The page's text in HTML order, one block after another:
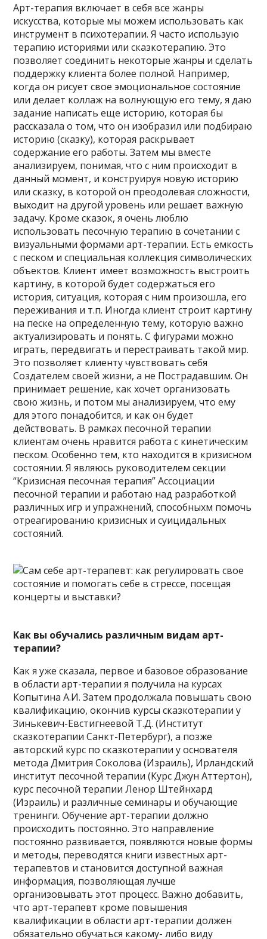
Арт-терапия включает в себя все жанры
искусства, которые мы можем использовать как
инструмент в психотерапии. Я часто использую
терапию историями или сказкотерапию. Это
позволяет соединить некоторые жанры и сделать
поддержку клиента более полной. Например,
когда он рисует свое эмоциональное состояние
или делает коллаж на волнующую его тему, я даю
задание написать еще историю, которая бы
рассказала о том, что он изобразил или подбираю
историю (сказку), которая раскрывает
содержание его работы. Затем мы вместе
анализируем, понимая, что с ним происходит в
данный момент, и конструируя новую историю
или сказку, в которой он преодолевая сложности,
выходит на другой уровень или решает важную
задачу. Кроме сказок, я очень люблю
использовать песочную терапию в сочетании с
визуальными формами арт-терапии. Есть емкость
с песком и специальная коллекция символических
объектов. Клиент имеет возможность выстроить
картину, в которой будет содержаться его
история, ситуация, которая с ним произошла, его
переживания и т.п. Иногда клиент строит картину
на песке на определенную тему, которую важно
актуализировать и понять. С фигурами можно
играть, передвигать и перестраивать такой мир.
Это позволяет клиенту чувствовать себя
Создателем своей жизни, а не Пострадавшим. Он
принимает решение, как хочет организовать
свою жизнь, и потом мы анализируем, что ему
для этого понадобится, и как он будет
действовать. В рамках песочной терапии
клиентам очень нравится работа с кинетическим
песком. Особенно тем, кто находится в кризисном
состоянии. Я являюсь руководителем секции
“Кризисная песочная терапия” Ассоциации
песочной терапии и работаю над разработкой
различных игр и упражнений, способныхм помочь
отреагированию кризисных и суицидальных
состояний.
Как вы обучались различным видам арт-
терапии?
Как я уже сказала, первое и базовое образование
в области арт-терапии я получила на курсах
Копытина А.И. Затем продолжала повышать свою
квалификацию, окончив курсы сказкотерапии у
Зинькевич-Евстигнеевой Т.Д. (Институт
сказкотерапии Санкт-Петербург), а позже
авторский курс по сказкотерапии у основателя
метода Дмитрия Соколова (Израиль), Ирландский
институт песочной терапии (Курс Джун Аттертон),
курс песочной терапии Ленор Штейнхард
(Израиль) и различные семинары и обучающие
тренинги. Обучение арт-терапии должно
происходить постоянно. Это направление
постоянно развивается, появляются новые формы
и методы, переводятся книги известных арт-
терапевтов и становится доступной важная
информация, позволяющая лучше
организовывать этот процесс. Важно добавить,
что арт-терапевт кроме повышения
квалификации в области арт-терапии должен
обязательно обучаться какому- либо виду